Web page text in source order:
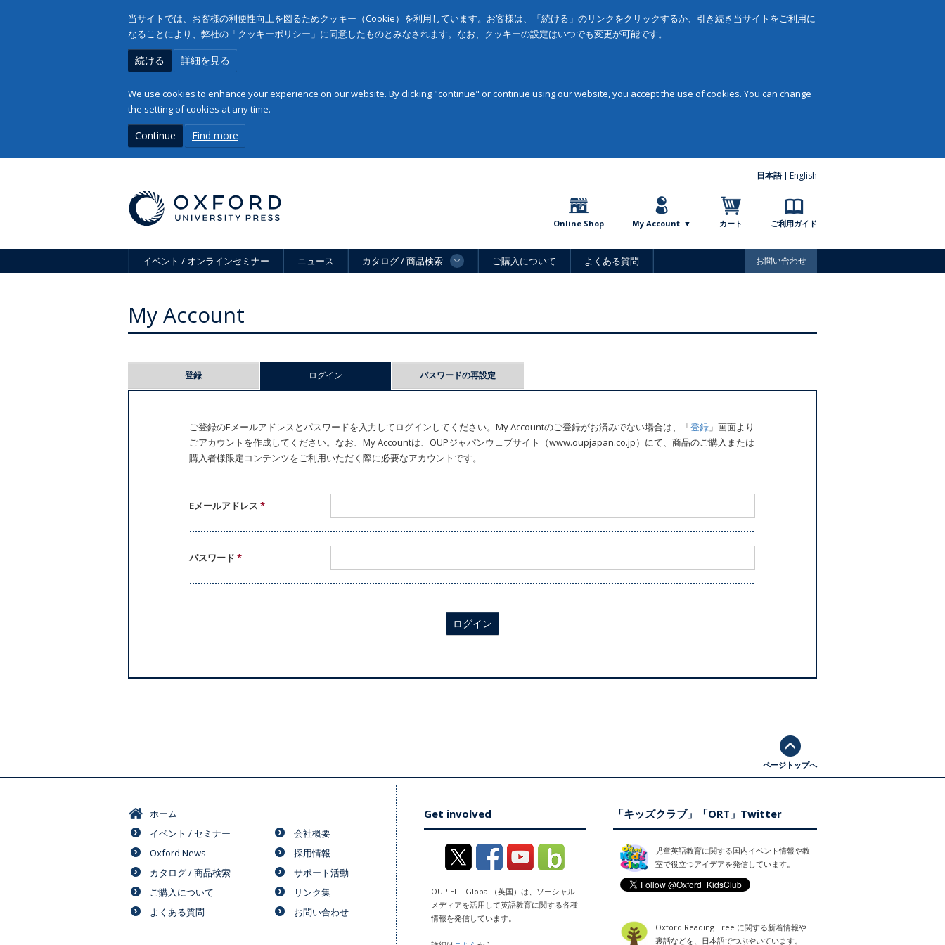
当サイトでは、お客様の利便性向上を図るためクッキー（Cookie）を利用しています。お客様は、「続ける」のリンクをクリックするか、引き続き当サイトをご利用に
なることにより、弊社の「クッキーポリシー」に同意したものとみなされます。なお、クッキーの設定はいつでも変更が可能です。
続ける 詳細を見る
We use cookies to enhance your experience on our website. By clicking "continue" or continue using our website, you accept the use of cookies. You can change
the setting of cookies at any time.
Continue Find more
日本語 English
Online Shop My Account カート ご利用ガイド
イベント / オンラインセミナー ニュース カタログ / 商品検索 ご購入について よくある質問 お問い合わせ
My Account
登録 ログイン パスワードの再設定
ご登録のEメールアドレスとパスワードを入力してログインしてください。My Accountのご登録がお済みでない場合は、「登録 」画面より
ごアカウントを作成してください。なお、My Accountは、OUPジャパンウェブサイト（www.oupjapan.co.jp）にて、商品のご購入または
購入者様限定コンテンツをご利用いただく際に必要なアカウントです。
Eメールアドレス*
パスワード*
ログイン
ページトップへ
ホーム
イベント / セミナー
Oxford News
カタログ / 商品検索
ご購入について
よくある質問
会社概要
採用情報
サポート活動
リンク集
お問い合わせ
Get involved
OUP ELT Global（英国）は、ソーシャル
メディアを活用して英語教育に関する各種
情報を発信しています。
「キッズクラブ」「ORT」Twitter
児童英語教育に関する国内イベント情報や教
室で役立つアイデアを発信しています。
Oxford Reading Tree に関する新着情報や
裏話などを、日本語でつぶやいています。